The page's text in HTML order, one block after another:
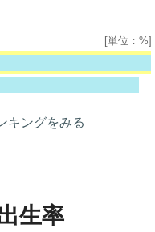
[単位：%]
キングをみる
生率